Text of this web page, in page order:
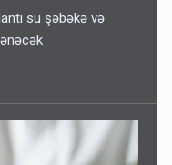
su şəbəkə və